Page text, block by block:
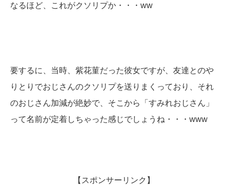
なるほど、これがクソリプか・・・ww
要するに、当時、紫花菫だった彼女ですが、友達とのや
りとりでおじさんのクソリプを送りまくっており、それ
のおじさん加減が絶妙で、そこから「すみれおじさん」
って名前が定着しちゃった感じでしょうね・・・www
【スポンサーリンク】